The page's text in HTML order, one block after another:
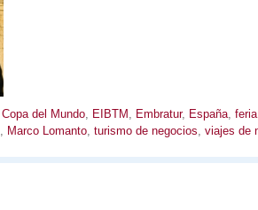
Copa del Mundo, EIBTM , Embratur, España,
, Marco Lomanto, turismo de negocios, viajes de